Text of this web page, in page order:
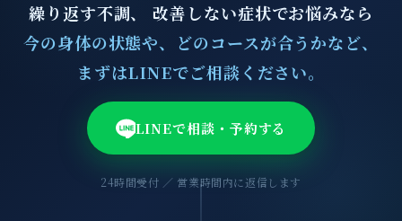
繰り返す不調、 改善しない症状でお悩みなら
今の身体の状態や、どのコースが合うかなど、
まずはLINEでご相談ください。
LINEで相談・予約する
24時間受付 ／ 営業時間内に返信します